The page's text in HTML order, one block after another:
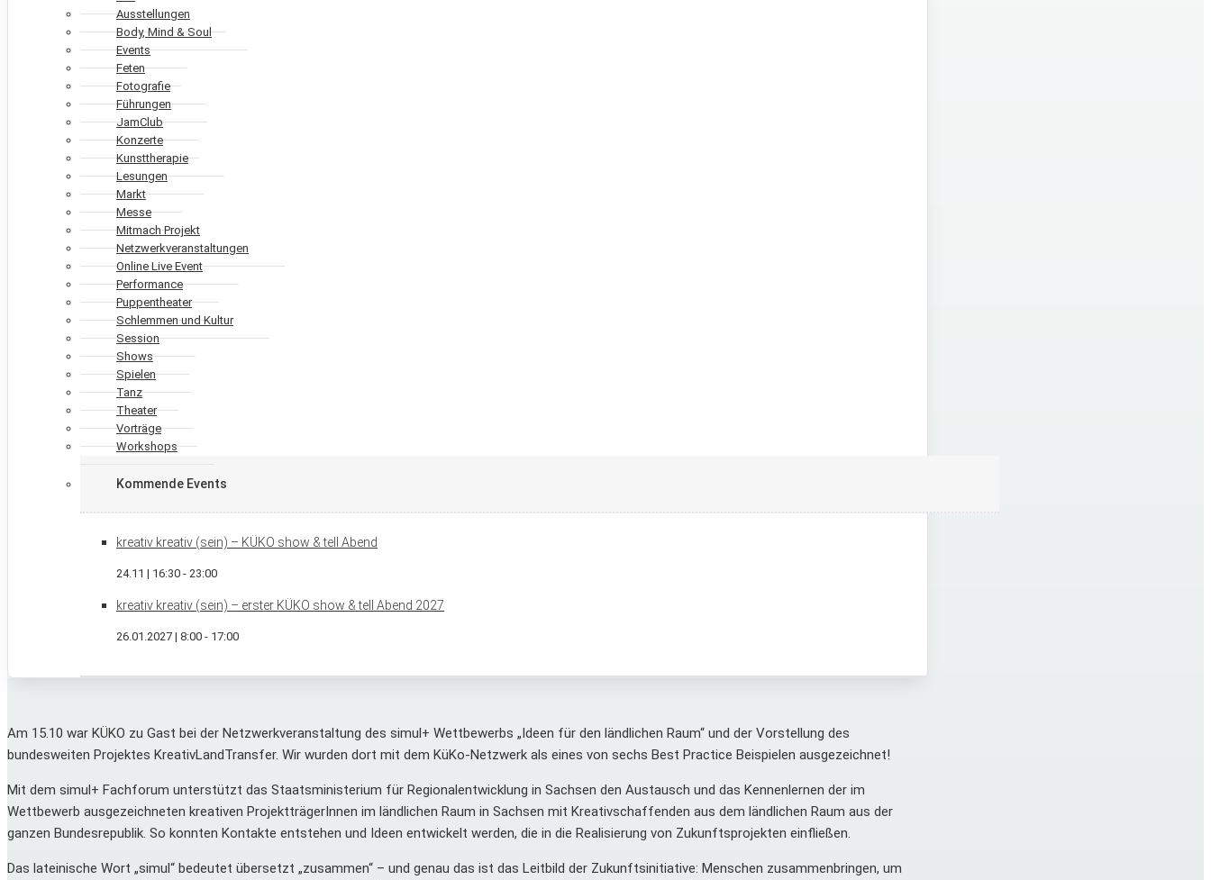
Ausstellungen
Body, Mind & Soul
Events
Feten
Fotografie
Führungen
JamClub
Konzerte
Kunsttherapie
Lesungen
Markt
Messe
Mitmach Projekt
Netzwerkveranstaltungen
Online Live Event
Performance
Puppentheater
Schlemmen und Kultur
Session
Shows
Spielen
Tanz
Theater
Vorträge
Workshops
Kommende Events
kreativ kreativ (sein) – KÜKO show & tell Abend
24.11 | 16:30 - 23:00
kreativ kreativ (sein) – erster KÜKO show & tell Abend 2027
26.01.2027 | 8:00 - 17:00
Am 15.10 war KÜKO zu Gast bei der Netzwerkveranstaltung des simul+ Wettbewerbs „Ideen für den ländlichen Raum“ und der Vorstellung des
bundesweiten Projektes KreativLandTransfer. Wir wurden dort mit dem KüKo-Netzwerk als eines von sechs Best Practice Beispielen ausgezeichnet!
Mit dem simul+ Fachforum unterstützt das Staatsministerium für Regionalentwicklung in Sachsen den Austausch und das Kennenlernen der im
Wettbewerb ausgezeichneten kreativen ProjektträgerInnen im ländlichen Raum in Sachsen mit Kreativschaffenden aus dem ländlichen Raum aus der
ganzen Bundesrepublik. So konnten Kontakte entstehen und Ideen entwickelt werden, die in die Realisierung von Zukunftsprojekten einfließen.
Das lateinische Wort „simul“ bedeutet übersetzt „zusammen“ – und genau das ist das Leitbild der Zukunftsinitiative: Menschen zusammenbringen, um